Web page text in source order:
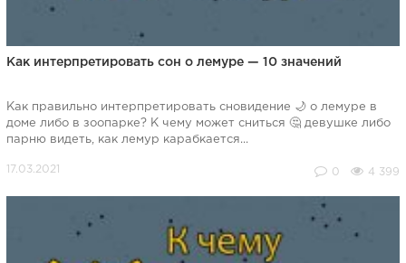
Как интерпретировать сон о лемуре — 10 значений
Как правильно интерпретировать сновидение 🌙 о лемуре в
доме либо в зоопарке? К чему может сниться 🤔 девушке либо
парню видеть, как лемур карабкается...
0 4 399